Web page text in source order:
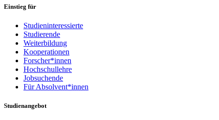
Einstieg für
Studieninteressierte
Studierende
Weiterbildung
Kooperationen
Forscher*innen
Hochschullehre
Jobsuchende
Für Absolvent*innen
Studienangebot